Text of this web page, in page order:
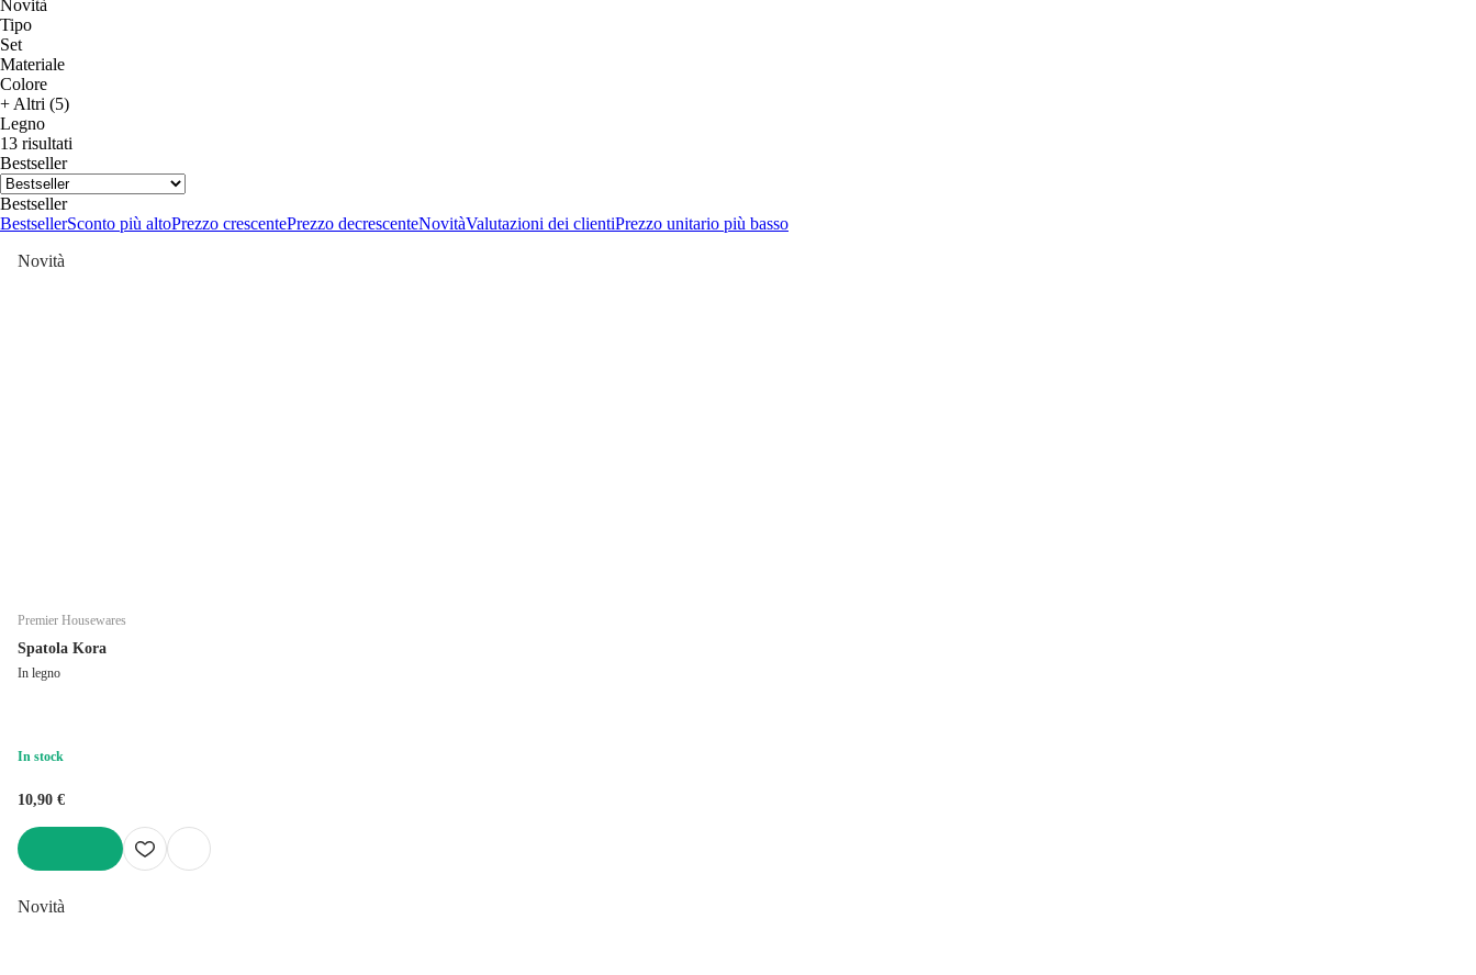
Novità
Tipo
Set
Materiale
Colore
+ Altri (5)
Legno
13 risultati
Bestseller
Bestseller
BestsellerSconto più altoPrezzo crescentePrezzo decrescenteNovitàValutazioni dei clientiPrezzo unitario più basso
Novità
Premier Housewares
Spatola Kora
In legno
In stock
10,90 €
Novità